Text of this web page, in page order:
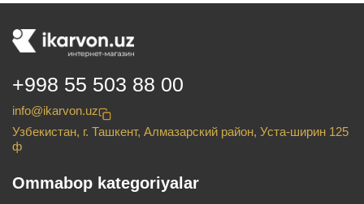
+998 55 503 88 00
info@ikarvon.uz
Узбекистан, г. Ташкент, Алмазарский район, Уста-ширин 125
ф
Ommabop kategoriyalar